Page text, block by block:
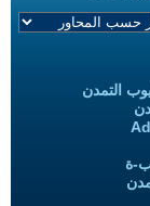
التمدن
ة